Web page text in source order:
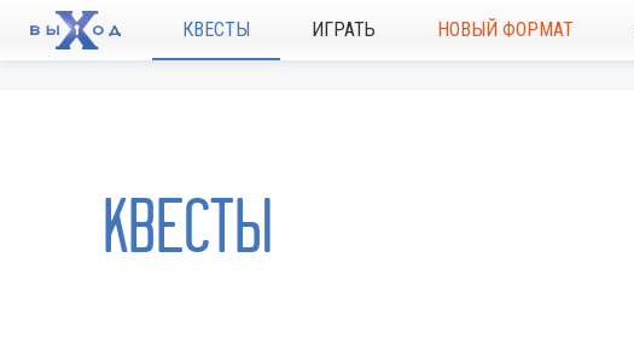
КВЕСТЫ ИГРАТЬ НОВЫЙ ФОРМАТ
КВЕСТЫ